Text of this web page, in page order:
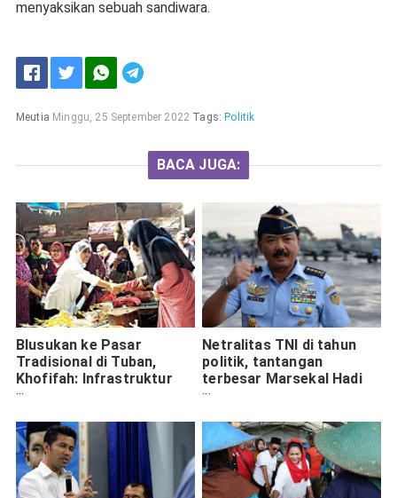
menyaksikan sebuah sandiwara.
Meutia Minggu, 25 September 2022 Tags:Politik
BACA JUGA:
Blusukan ke Pasar
Tradisional di Tuban,
Khofifah: Infrastruktur
Harus Ditingkatkan
Netralitas TNI di tahun
politik, tantangan
terbesar Marsekal Hadi
Tjahjanto